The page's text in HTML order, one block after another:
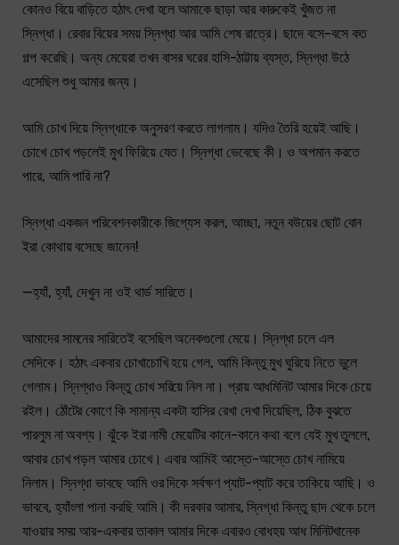
কোনও বিয়ে বাড়িতে হঠাৎ দেখা হলে আমাকে ছাড়া আর কারুকেই খুঁজত না
স্নিগ্ধা। রেবার বিয়ের সময় স্নিগ্ধা আর আমি শেষ রাত্রে। ছাদে বসে-বসে কত
গল্প করেছি। অন্য মেয়েরা তখন বাসর ঘরের হাসি-ঠাট্টায় ব্যস্ত, স্নিগ্ধা উঠে
এসেছিল শুধু আমার জন্য।
আমি চোখ দিয়ে স্নিগ্ধাকে অনুসরণ করতে লাগলাম। যদিও তৈরি হয়েই আছি।
চোখে চোখ পড়লেই মুখ ফিরিয়ে যেত। স্নিগ্ধা ভেবেছে কী। ও অপমান করতে
পারে, আমি পারি না?
স্নিগ্ধা একজন পরিবেশনকারীকে জিগ্যেস করল, আচ্ছা, নতুন বউয়ের ছোট বোন
ইরা কোথায় বসেছে জানেন!
—হ্যাঁ, হ্যাঁ, দেখুন না ওই থার্ড সারিতে।
আমাদের সামনের সারিতেই বসেছিল অনেকগুলো মেয়ে। স্নিগ্ধা চলে এল
সেদিকে। হঠাৎ একবার চোখাচোখি হয়ে গেল, আমি কিন্তু মুখ ঘুরিয়ে নিতে ভুলে
গেলাম। স্নিগ্ধাও কিন্তু চোখ সরিয়ে নিল না। প্রায় আধমিনিট আমার দিকে চেয়ে
রইল। ঠোঁটের কোণে কি সামান্য একটা হাসির রেখা দেখা দিয়েছিল, ঠিক বুঝতে
পারলুম না অবশ্য। ঝুঁকে ইরা নামী মেয়েটির কানে-কানে কথা বলে যেই মুখ তুললে,
আবার চোখ পড়ল আমার চোখে। এবার আমিই আস্তে-আস্তে চোখ নামিয়ে
নিলাম। স্নিগ্ধা ভাবছে আমি ওর দিকে সর্বক্ষণ প্যাট-প্যাট করে তাকিয়ে আছি। ও
ভাববে, হ্যাঁংলা পানা করছি আমি। কী দরকার আমার, স্নিগ্ধা কিন্তু ছাদ থেকে চলে
যাওয়ার সময় আর-একবার তাকাল আমার দিকে এবারও বোধহয় আধ মিনিটখানেক